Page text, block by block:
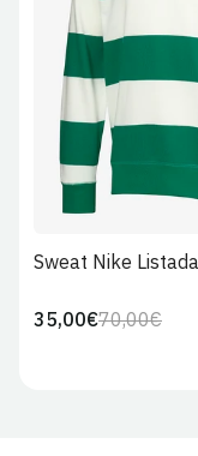
S
Sweat Nike Listada
Preço
70,00€Preço
35,00€